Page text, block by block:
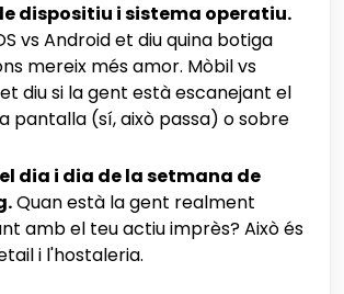
dispositiu i sistema operatiu.
vs Android et diu quina botiga
mereix més amor. Mòbil vs
diu si la gent està escanejant el
pantalla (sí, això passa) o sobre
dia i dia de la setmana de
Quan està la gent realment
amb el teu actiu imprès? Això és
i l'hostaleria.